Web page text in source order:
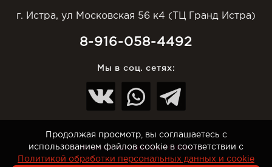
г. Истра, ул Московская 56 к4 (ТЦ Гранд Истра)
8-916-058-4492
Мы в соц. сетях:
© Интернет-магазин Top-Otdelka.ru
Продолжая просмотр, вы соглашаетесь с
использованием файлов cookie в соответствии с
Политикой обработки персональных данных и cookie